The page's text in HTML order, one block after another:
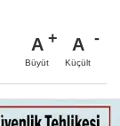
A
Büyüt
A
Küçült